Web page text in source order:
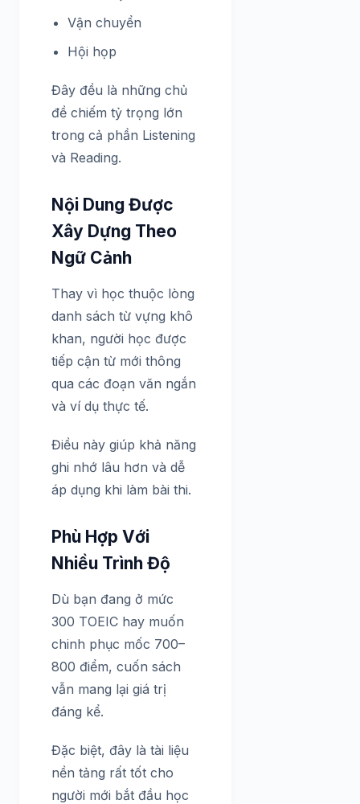
Vận chuyển
Hội họp
Đây đều là những chủ
đề chiếm tỷ trọng lớn
trong cả phần Listening
và Reading.
Nội Dung Được
Xây Dựng Theo
Ngữ Cảnh
Thay vì học thuộc lòng
danh sách từ vựng khô
khan, người học được
tiếp cận từ mới thông
qua các đoạn văn ngắn
và ví dụ thực tế.
Điều này giúp khả năng
ghi nhớ lâu hơn và dễ
áp dụng khi làm bài thi.
Phù Hợp Với
Nhiều Trình Độ
Dù bạn đang ở mức
300 TOEIC hay muốn
chinh phục mốc 700–
800 điểm, cuốn sách
vẫn mang lại giá trị
đáng kể.
Đặc biệt, đây là tài liệu
nền tảng rất tốt cho
người mới bắt đầu học